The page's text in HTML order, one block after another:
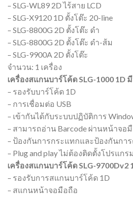
– SLG-WL89 2D ไร้สาย LCD
– SLG-X9120 1D ตั้งโต๊ะ 20-line
– SLG-8800G 2D ตั้งโต๊ะ ดำ
– SLG-8800G 2D ตั้งโต๊ะ ดำ-ส้ม
– SLG-9900A 2D ตั้งโต๊ะ
จำนวน: 1 เครื่อง
เครื่องสแกนบาร์โค้ด SLG-1000 1D
– รองรับบาร์โค้ด 1D
– การเชื่อมต่อ USB
– เข้ากันได้กับระบบปฏิบัติการ
– สามารถอ่าน Barcode ผ่านหน้าจอ
– ป้องกันการกระแทกและป้องกันกา
– Plug and play ไม่ต้องติดตั้งโปรแกรม
เครื่องสแกนบาร์โค้ด SLG-9700Dv2
– รองรับการสแกนบาร์โค้ด 1D
– สแกนหน้าจอมือถือ